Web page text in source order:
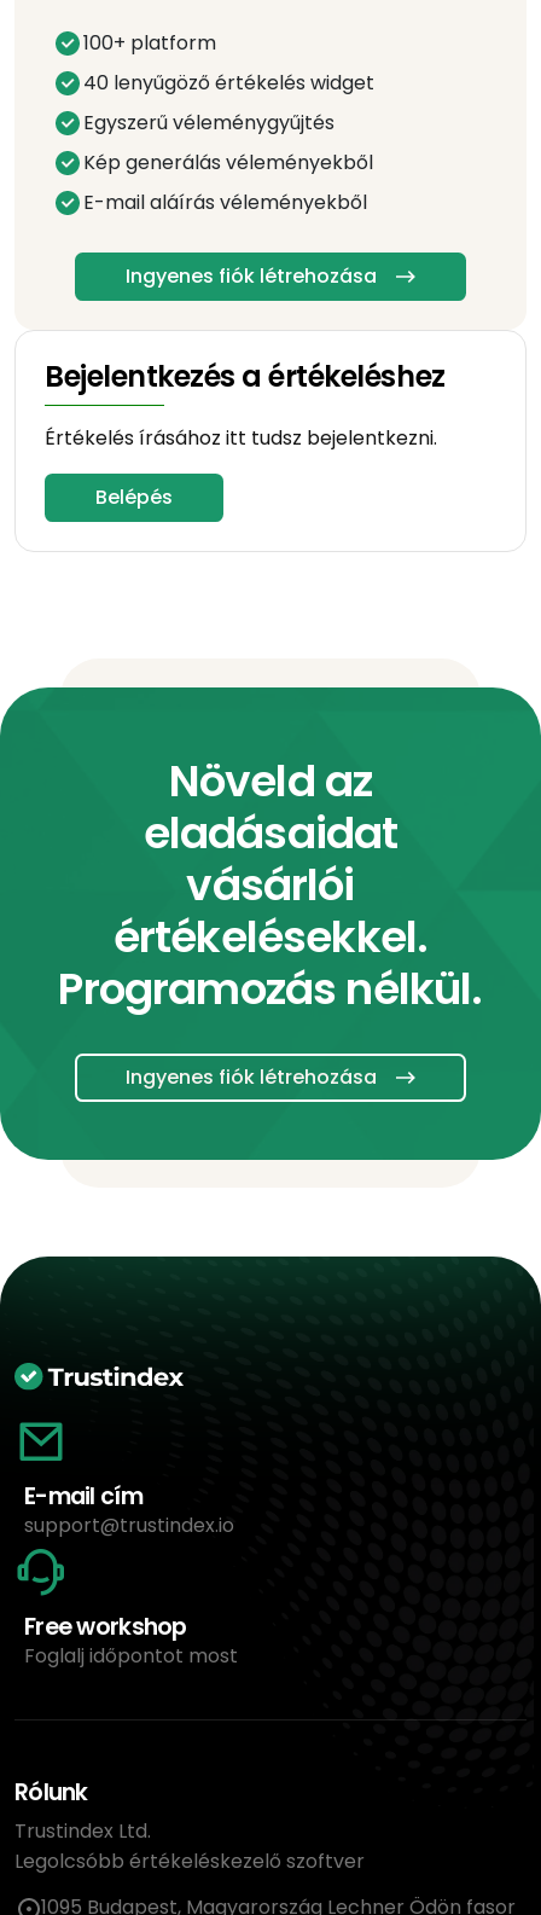
100+ platform
40 lenyűgöző értékelés widget
Egyszerű véleménygyűjtés
Kép generálás véleményekből
E-mail aláírás véleményekből
Ingyenes fiók létrehozása
Bejelentkezés a értékeléshez
Értékelés írásához itt tudsz bejelentkezni.
Belépés
Növeld az
eladásaidat
vásárlói
értékelésekkel.
Programozás nélkül.
Ingyenes fiók létrehozása
E-mail cím
support@trustindex.io
Free workshop
Foglalj időpontot most
Rólunk
Trustindex Ltd.
Legolcsóbb értékeléskezelő szoftver
1095 Budapest, Magyarország Lechner Ödön fasor